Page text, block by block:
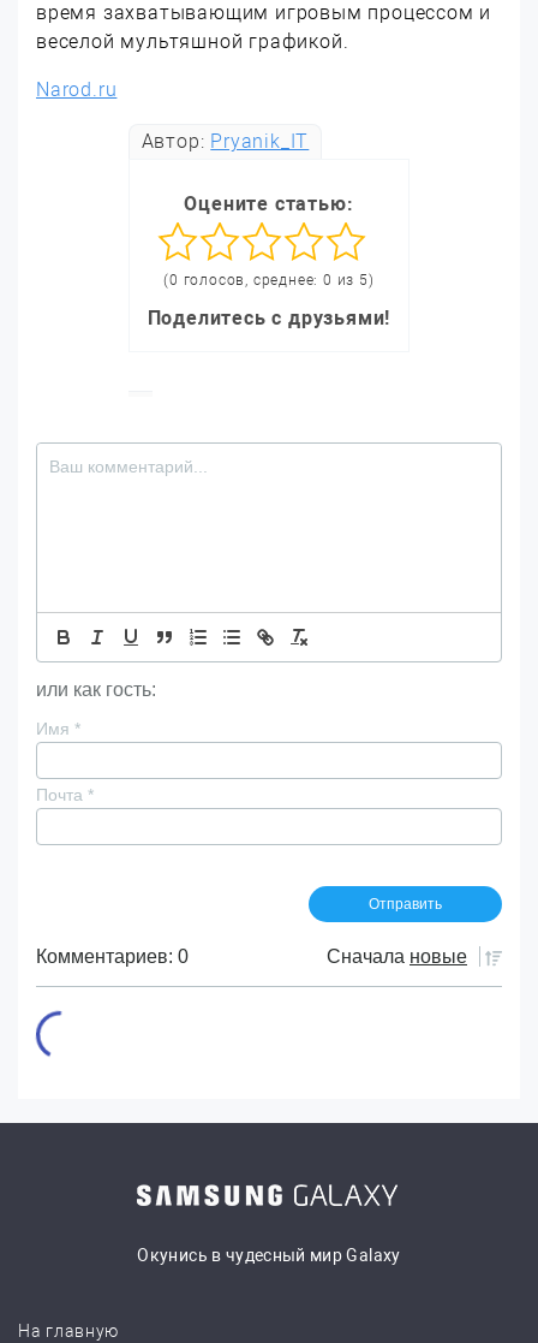
время захватывающим игровым процессом и
веселой мультяшной графикой.
Narod.ru
Автор: Pryanik_IT
Оцените статью:
(0 голосов, среднее: 0 из 5)
Поделитесь с друзьями!
или как гость:
Имя *
Почта *
Комментариев: 0 Сначала новые
Окунись в чудесный мир Galaxy
На главную